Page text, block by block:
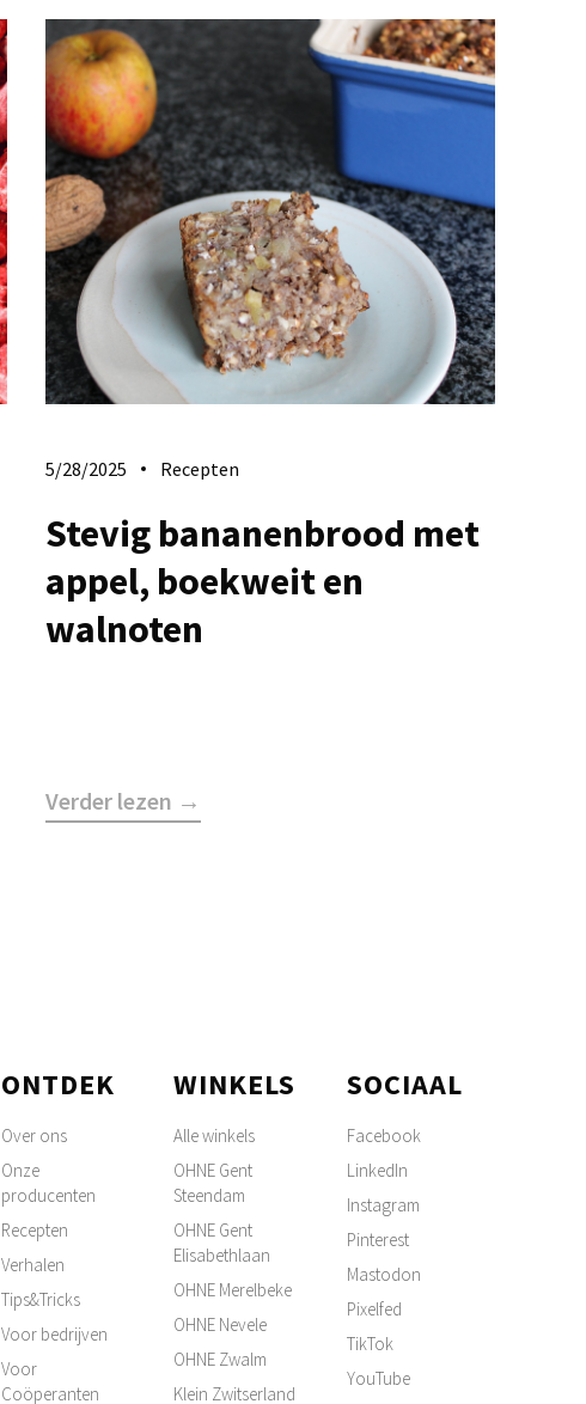
5/28/2025 Recepten
Stevig bananenbrood met
appel, boekweit en
walnoten
Verder lezen →
ONTDEK
Over ons
Onze
producenten
Recepten
Verhalen
Tips&Tricks
Voor bedrijven
Voor
Coöperanten
WINKELS
Alle winkels
OHNE Gent
Steendam
OHNE Gent
Elisabethlaan
OHNE Merelbeke
OHNE Nevele
OHNE Zwalm
Klein Zwitserland
SOCIAAL
Facebook
LinkedIn
Instagram
Pinterest
Mastodon
Pixelfed
TikTok
YouTube